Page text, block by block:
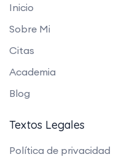
Inicio
Sobre Mi
Citas
Academia
Blog
Textos Legales
Política de privacidad